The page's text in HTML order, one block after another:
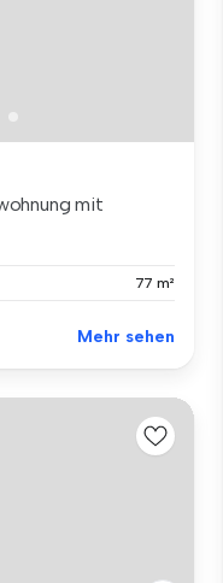
mit
77 m²
Mehr sehen